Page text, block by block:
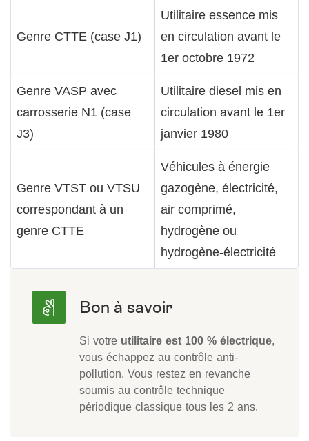
Genre CTTE (case J1)
Utilitaire essence mis
en circulation avant le
1er octobre 1972
Genre VASP avec
carrosserie N1 (case
J3)
Utilitaire diesel mis en
circulation avant le 1er
janvier 1980
Genre VTST ou VTSU
correspondant à un
genre CTTE
Véhicules à énergie
gazogène, électricité,
air comprimé,
hydrogène ou
hydrogène-électricité
Si votre utilitaire est 100 % électrique,
vous échappez au contrôle anti-
pollution. Vous restez en revanche
soumis au contrôle technique
périodique classique tous les 2 ans.